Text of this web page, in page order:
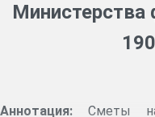
Министерства
Аннотация: Сметы на